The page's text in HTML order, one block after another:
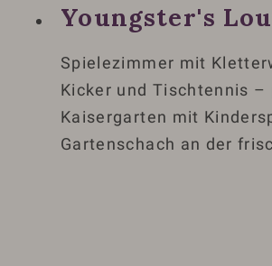
Youngster's
Spielezimmer mit
Kicker und Tischtennis –
Kaisergarten mit
Gartenschach an der